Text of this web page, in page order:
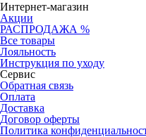
Интернет-магазин
Акции
РАСПРОДАЖА %
Все товары
Лояльность
Инструкция по уходу
Сервис
Обратная связь
Оплата
Доставка
Договор оферты
Политика